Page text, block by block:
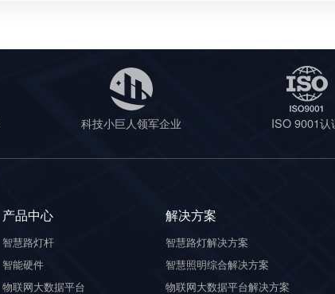
科技小巨人领军企业 ISO 9001认
产品中心
智慧路灯杆
智能硬件
物联网大数据平台
解决方案
智慧路灯解决方案
智慧照明综合解决方案
物联网大数据平台解决方案